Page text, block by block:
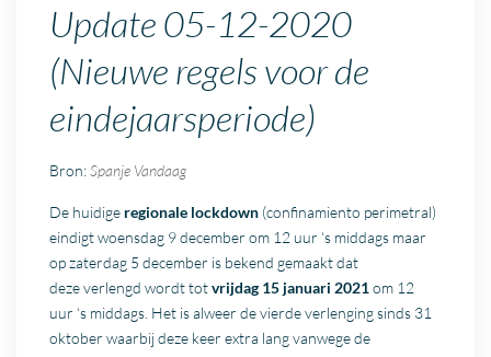
Update 05-12-2020
(Nieuwe regels voor de
eindejaarsperiode)
Bron:Spanje Vandaag
De huidige regionale lockdown (confinamiento perimetral)
eindigt woensdag 9 december om 12 uur ‘s middags maar
op zaterdag 5 december is bekend gemaakt dat
deze verlengd wordt totvrijdag 15 januari 2021om 12
uur ‘s middags. Het is alweer de vierde verlenging sinds 31
oktober waarbij deze keer extra lang vanwege de